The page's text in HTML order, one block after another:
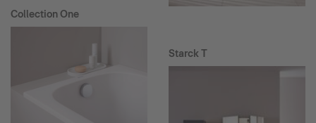
Collection One
Starck T